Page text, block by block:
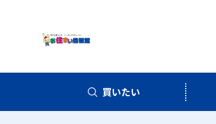
買いたい
中古一戸建て
中古マンション
新築一戸建て
土地